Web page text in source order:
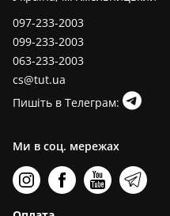
097-233-2003
099-233-2003
063-233-2003
cs@tut.ua
Пишіть в Телеграм:
Ми в соц. мережах